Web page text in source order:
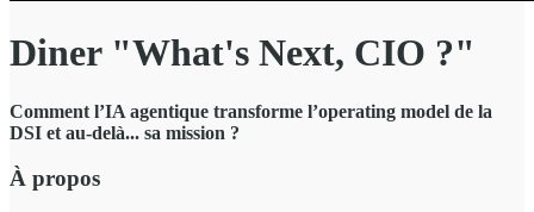
Diner "What's Next, CIO ?"
Comment l’IA agentique transforme l’operating model de la
DSI et au-delà... sa mission ?
À propos